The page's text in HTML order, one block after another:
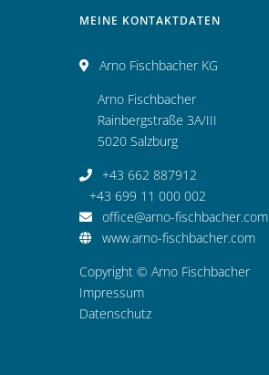
MEINE KONTAKTDATEN
Arno Fischbacher KG
Arno Fischbacher
Rainbergstraße 3A/III
5020 Salzburg
+43 662 887912
+43 699 11 000 002
office@arno-fischbacher.com
www.arno-fischbacher.com
Copyright © Arno Fischbacher
Impressum
Datenschutz